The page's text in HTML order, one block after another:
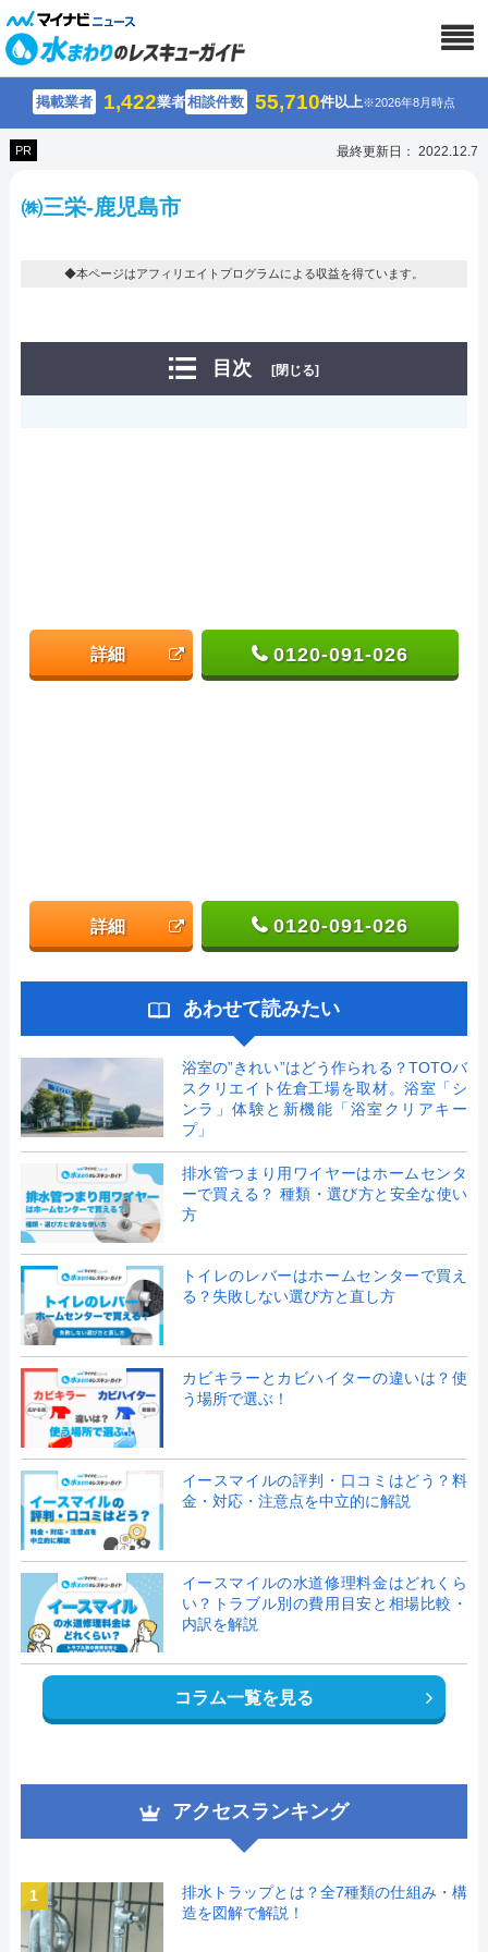
掲載業者 1,422業者相談件数 55,710件以上※2026年8月時点
PR 最終更新日： 2022.12.7
㈱三栄-鹿児島市
◆本ページはアフィリエイトプログラムによる収益を得ています。
目次 [閉じる]
詳細 0120-091-026
詳細 0120-091-026
あわせて読みたい
浴室の”きれい”はどう作られる？TOTOバ
スクリエイト佐倉工場を取材。浴室「シ
ンラ」体験と新機能「浴室クリアキー
プ」
排水管つまり用ワイヤーはホームセンタ
ーで買える？ 種類・選び方と安全な使い
方
トイレのレバーはホームセンターで買え
る？失敗しない選び方と直し方
カビキラーとカビハイターの違いは？使
う場所で選ぶ！
イースマイルの評判・口コミはどう？料
金・対応・注意点を中立的に解説
イースマイルの水道修理料金はどれくら
い？トラブル別の費用目安と相場比較・
内訳を解説
コラム一覧を見る
アクセスランキング
1
排水トラップとは？全7種類の仕組み・構
造を図解で解説！